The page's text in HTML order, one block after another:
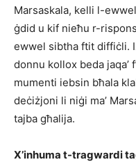
Marsaskala, kelli l-
ġdid u kif nieħu r-
ewwel sibtha ftit diffiċli.
donnu kollox beda jaqa’
mumenti iebsin bħala
deċiżjoni li niġi ma’
tajba għalija.
X’inhuma t-tragwardi